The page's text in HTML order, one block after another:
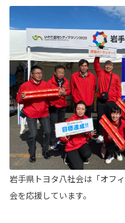
岩手県トヨタ八社会は「オフ
会を応援しています。